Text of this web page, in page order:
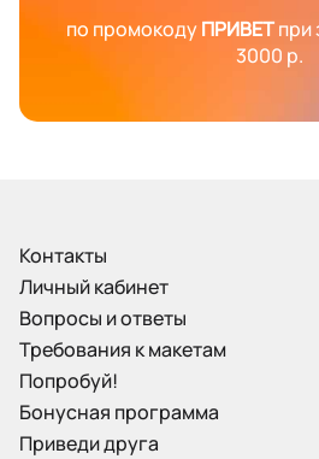
по промокодуПРИВЕТпри
3000 р.
Контакты
Личный кабинет
Вопросы и ответы
Требования к макетам
Попробуй!
Бонусная программа
Приведи друга